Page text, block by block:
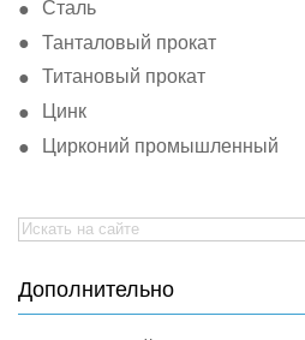
Сталь
Танталовый прокат
Титановый прокат
Цинк
Цирконий промышленный
Search
for:
Дополнительно